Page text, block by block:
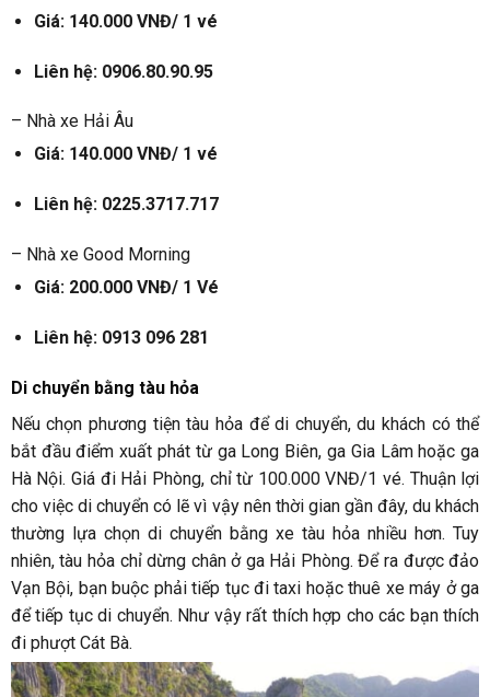
Giá: 140.000 VNĐ/ 1 vé
Liên hệ: 0906.80.90.95
– Nhà xe Hải Âu
Giá: 140.000 VNĐ/ 1 vé
Liên hệ: 0225.3717.717
– Nhà xe Good Morning
Giá: 200.000 VNĐ/ 1 Vé
Liên hệ: 0913 096 281
Di chuyển bằng tàu hỏa
Nếu chọn phương tiện tàu hỏa để di chuyển, du khách có thể
bắt đầu điểm xuất phát từ ga Long Biên, ga Gia Lâm hoặc ga
Hà Nội. Giá đi Hải Phòng, chỉ từ 100.000 VNĐ/1 vé. Thuận lợi
cho việc di chuyển có lẽ vì vậy nên thời gian gần đây, du khách
thường lựa chọn di chuyển bằng xe tàu hỏa nhiều hơn. Tuy
nhiên, tàu hỏa chỉ dừng chân ở ga Hải Phòng. Để ra được đảo
Vạn Bội, bạn buộc phải tiếp tục đi taxi hoặc thuê xe máy ở ga
để tiếp tục di chuyển. Như vậy rất thích hợp cho các bạn thích
đi phượt Cát Bà.